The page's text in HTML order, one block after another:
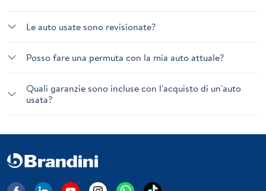
Le auto usate sono revisionate?
Posso fare una permuta con la mia auto attuale?
Quali garanzie sono incluse con l'acquisto di un'auto
usata?